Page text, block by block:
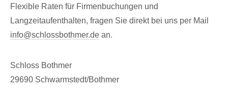
Flexible Raten für Firmenbuchungen und
Langzeitaufenthalten, fragen Sie direkt bei uns per Mail
info@schlossbothmer.de an.
Schloss Bothmer
29690 Schwarmstedt/Bothmer